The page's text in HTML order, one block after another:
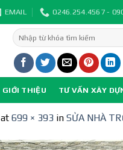
EMAIL 0246.254.4567 -
Tìm
kiếm:
GIỚI THIỆU TƯ VẤN XÂY
at 699 × 393 in SỬA NHÀ